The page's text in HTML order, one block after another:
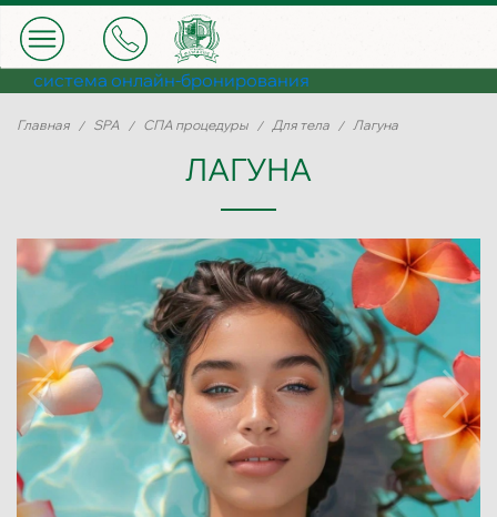
система онлайн-бронирования
Главная SPA СПА процедуры Для тела Лагуна
ЛАГУНА